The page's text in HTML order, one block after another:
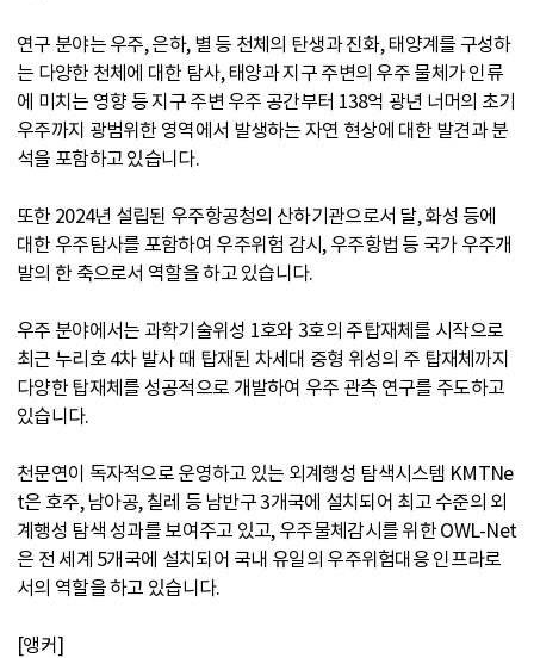
연구 분야는 우주, 은하, 별 등 천체의 탄생과 진화, 태양계를 구성하
는 다양한 천체에 대한 탐사, 태양과 지구 주변의 우주 물체가 인류
에 미치는 영향 등 지구 주변 우주 공간부터 138억 광년 너머의 초기
우주까지 광범위한 영역에서 발생하는 자연 현상에 대한 발견과 분
석을 포함하고 있습니다.
또한 2024년 설립된 우주항공청의 산하기관으로서 달, 화성 등에
대한 우주탐사를 포함하여 우주위험 감시, 우주항법 등 국가 우주개
발의 한 축으로서 역할을 하고 있습니다.
우주 분야에서는 과학기술위성 1호와 3호의 주탑재체를 시작으로
최근 누리호 4차 발사 때 탑재된 차세대 중형 위성의 주 탑재체까지
다양한 탑재체를 성공적으로 개발하여 우주 관측 연구를 주도하고
있습니다.
천문연이 독자적으로 운영하고 있는 외계행성 탐색시스템 KMTNe
t은 호주, 남아공, 칠레 등 남반구 3개국에 설치되어 최고 수준의 외
계행성 탐색 성과를 보여주고 있고, 우주물체감시를 위한 OWL-Net
은 전 세계 5개국에 설치되어 국내 유일의 우주위험대응 인프라로
서의 역할을 하고 있습니다.
[앵커]